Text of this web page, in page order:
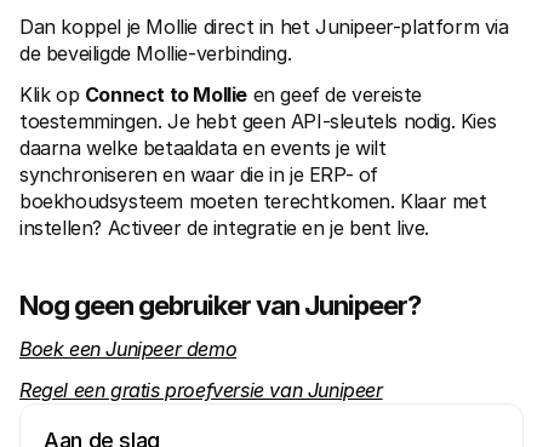
Dan koppel je Mollie direct in het Junipeer-platform via
de beveiligde Mollie-verbinding.
Klik op Connect to Mollie en geef de vereiste
toestemmingen. Je hebt geen API-sleutels nodig. Kies
daarna welke betaaldata en events je wilt
synchroniseren en waar die in je ERP- of
boekhoudsysteem moeten terechtkomen. Klaar met
instellen? Activeer de integratie en je bent live.
Nog geen gebruiker van Junipeer?
Boek een Junipeer demo
Regel een gratis proefversie van Junipeer
Aan de slag